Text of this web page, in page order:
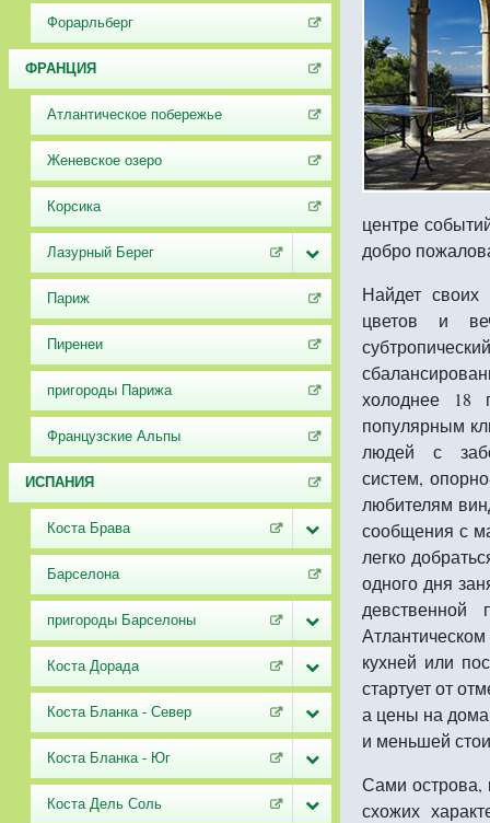
Форарльберг
ФРАНЦИЯ
Атлантическое побережье
Женевское озеро
Корсика
Лазурный Берег
Париж
Пиренеи
пригороды Парижа
Французские Альпы
ИСПАНИЯ
Коста Брава
Барселона
пригороды Барселоны
Коста Дорада
Коста Бланка - Север
Коста Бланка - Юг
Коста Дель Соль
центре
добро
Найдет своих
цветов и
холоднее 18
популярным
людей с
систем,
любителям
сообщения с
легко
одного дня
кухней или
стартует от
а цены на дома
и меньшей
Сами острова,
схожих